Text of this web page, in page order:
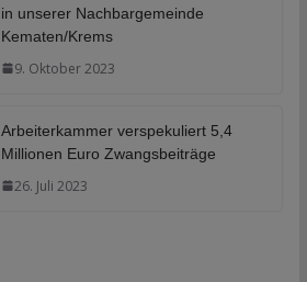
in unserer Nachbargemeinde
Kematen/Krems
9. Oktober 2023
Arbeiterkammer verspekuliert 5,4
Millionen Euro Zwangsbeiträge
26. Juli 2023